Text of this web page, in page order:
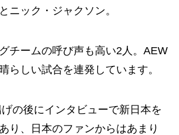
ニック・ジャクソン。
チームの呼び声も高い2人。AEW
らしい試合を連発しています。
の後にインタビューで新日本を
り、日本のファンからはあまり